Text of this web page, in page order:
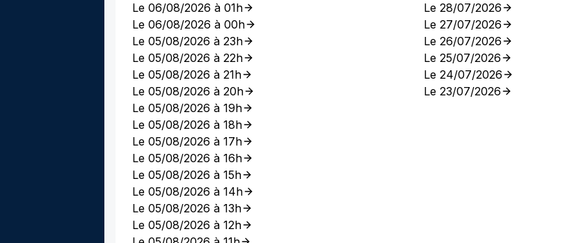
Le 06/08/2026 à 01h
Le 06/08/2026 à 00h
Le 05/08/2026 à 23h
Le 05/08/2026 à 22h
Le 05/08/2026 à 21h
Le 05/08/2026 à 20h
Le 05/08/2026 à 19h
Le 05/08/2026 à 18h
Le 05/08/2026 à 17h
Le 05/08/2026 à 16h
Le 05/08/2026 à 15h
Le 05/08/2026 à 14h
Le 05/08/2026 à 13h
Le 05/08/2026 à 12h
Le 28/07/2026
Le 27/07/2026
Le 26/07/2026
Le 25/07/2026
Le 24/07/2026
Le 23/07/2026